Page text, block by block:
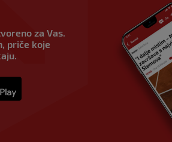
za Vas.
priče koje